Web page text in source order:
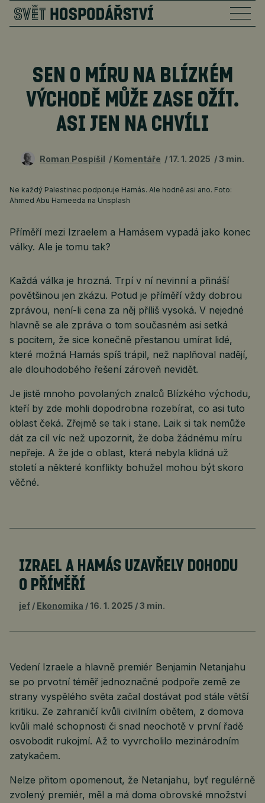
SEN O MÍRU NA BLÍZKÉM
VÝCHODĚ MŮŽE ZASE OŽÍT.
ASI JEN NA CHVÍLI
Roman Pospíšil Komentáře 17. 1. 2025 3 min.
Ne každý Palestinec podporuje Hamás. Ale hodně asi ano. Foto:
Ahmed Abu Hameeda na Unsplash
Příměří mezi Izraelem a Hamásem vypadá jako konec
války. Ale je tomu tak?
Každá válka je hrozná. Trpí v ní nevinní a přináší
povětšinou jen zkázu. Potud je příměří vždy dobrou
zprávou, není-li cena za něj příliš vysoká. V nejedné
hlavně se ale zpráva o tom současném asi setká
s pocitem, že sice konečně přestanou umírat lidé,
které možná Hamás spíš trápil, než naplňoval nadějí,
ale dlouhodobého řešení zároveň nevidět.
Je jistě mnoho povolaných znalců Blízkého východu,
kteří by zde mohli dopodrobna rozebírat, co asi tuto
oblast čeká. Zřejmě se tak i stane. Laik si tak nemůže
dát za cíl víc než upozornit, že doba žádnému míru
nepřeje. A že jde o oblast, která nebyla klidná už
století a některé konflikty bohužel mohou být skoro
věčné.
IZRAEL A HAMÁS UZAVŘELY DOHODU
O PŘÍMĚŘÍ
jef Ekonomika 16. 1. 2025 3 min.
Vedení Izraele a hlavně premiér Benjamin Netanjahu
se po prvotní téměř jednoznačné podpoře země ze
strany vyspělého světa začal dostávat pod stále větší
kritiku. Ze zahraničí kvůli civilním obětem, z domova
kvůli malé schopnosti či snad neochotě v první řadě
osvobodit rukojmí. Až to vyvrcholilo mezinárodním
zatykačem.
Nelze přitom opomenout, že Netanjahu, byť regulérně
zvolený premiér, měl a má doma obrovské množství